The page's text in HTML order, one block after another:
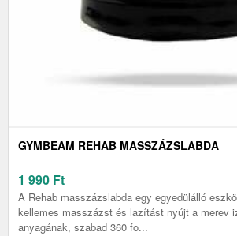
GYMBEAM REHAB MASSZÁZSLABDA
1 990 Ft
A Rehab masszázslabda egy egyedülálló
kellemes masszázst és lazítást nyújt a merev
anyagának, szabad 360 fo...